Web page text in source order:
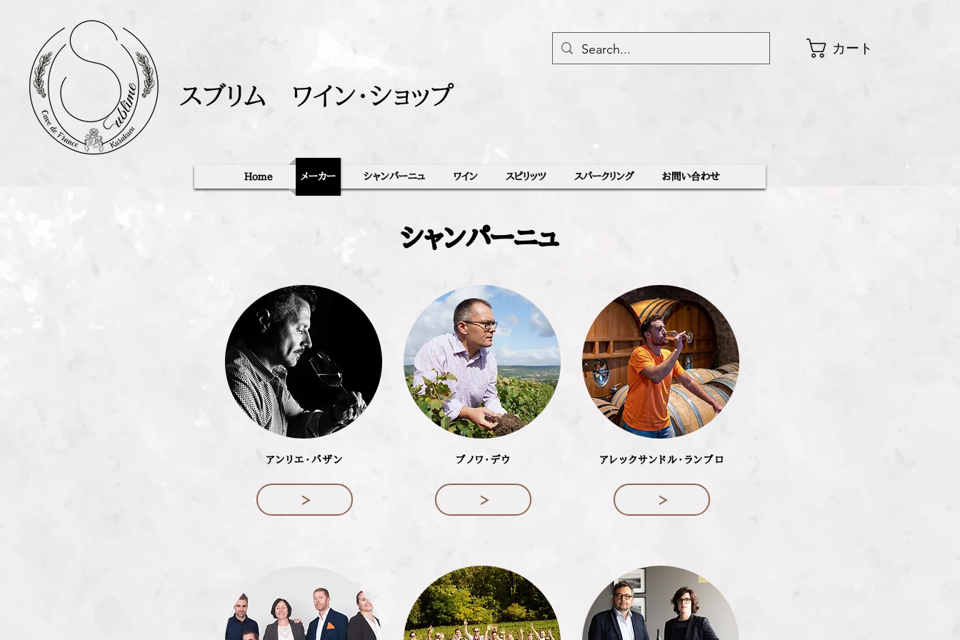
スブリム ワイン・ショップ
カート
Home メーカー シャンパーニュ ワイン スピリッツ スパークリング ​お問い合わせ
シャンパーニュ
アンリエ・バザン ブノワ・デウ アレックサンドル・ランブロ